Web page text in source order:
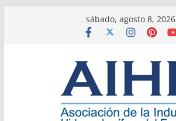
sábado, agosto 8, 2026